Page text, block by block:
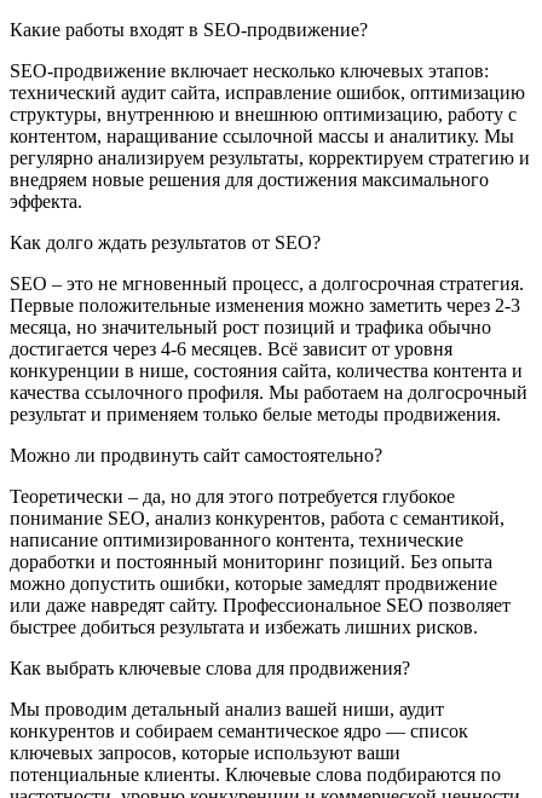
Какие работы входят в SEO-продвижение?
SEO-продвижение включает несколько ключевых этапов:
технический аудит сайта, исправление ошибок, оптимизацию
структуры, внутреннюю и внешнюю оптимизацию, работу с
контентом, наращивание ссылочной массы и аналитику. Мы
регулярно анализируем результаты, корректируем стратегию и
внедряем новые решения для достижения максимального
эффекта.
Как долго ждать результатов от SEO?
SEO – это не мгновенный процесс, а долгосрочная стратегия.
Первые положительные изменения можно заметить через 2-3
месяца, но значительный рост позиций и трафика обычно
достигается через 4-6 месяцев. Всё зависит от уровня
конкуренции в нише, состояния сайта, количества контента и
качества ссылочного профиля. Мы работаем на долгосрочный
результат и применяем только белые методы продвижения.
Можно ли продвинуть сайт самостоятельно?
Теоретически – да, но для этого потребуется глубокое
понимание SEO, анализ конкурентов, работа с семантикой,
написание оптимизированного контента, технические
доработки и постоянный мониторинг позиций. Без опыта
можно допустить ошибки, которые замедлят продвижение
или даже навредят сайту. Профессиональное SEO позволяет
быстрее добиться результата и избежать лишних рисков.
Как выбрать ключевые слова для продвижения?
Мы проводим детальный анализ вашей ниши, аудит
конкурентов и собираем семантическое ядро — список
ключевых запросов, которые используют ваши
потенциальные клиенты. Ключевые слова подбираются по